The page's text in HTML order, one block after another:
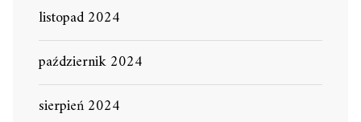
listopad 2024
październik 2024
sierpień 2024